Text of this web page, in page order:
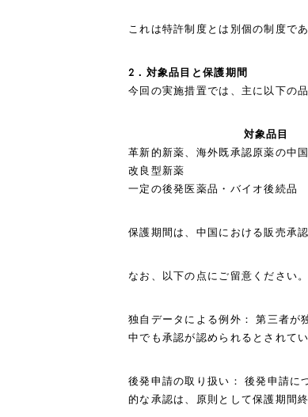
これは特許制度とは別個の制度で
2 ．対象品目と保護期間
今回の実施措置では、主に以下の
対象品目
革新的新薬、海外既承認原薬の中
改良型新薬
一定の後発医薬品・バイオ後続品
保護期間は、中国における販売承
なお、以下の点にご留意ください。
独自データによる例外： 第三者が
中でも承認が認められるとされてい
後発申請の取り扱い： 後発申請に
的な承認は、原則として保護期間